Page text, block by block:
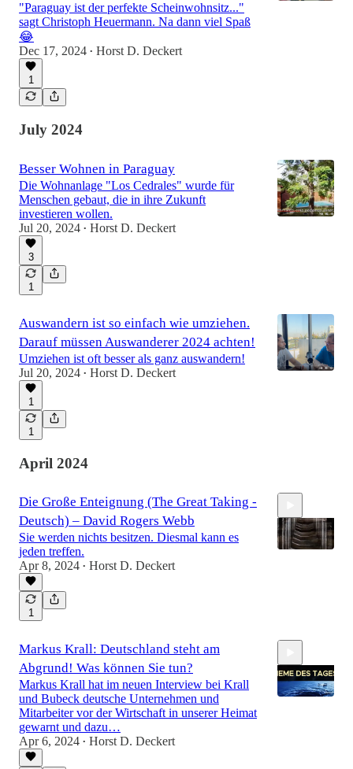
"Paraguay ist der perfekte Scheinwohnsitz..."
sagt Christoph Heuermann. Na dann viel Spaß
😂
Dec 17, 2024 • Horst D. Deckert
1
July 2024
Besser Wohnen in Paraguay
Die Wohnanlage "Los Cedrales" wurde für
Menschen gebaut, die in ihre Zukunft
investieren wollen.
Jul 20, 2024 • Horst D. Deckert
3
1
Auswandern ist so einfach wie umziehen.
Darauf müssen Auswanderer 2024 achten!
Umziehen ist oft besser als ganz auswandern!
Jul 20, 2024 • Horst D. Deckert
1
1
April 2024
Die Große Enteignung (The Great Taking -
Deutsch) – David Rogers Webb
Sie werden nichts besitzen. Diesmal kann es
jeden treffen.
Apr 8, 2024 • Horst D. Deckert
1
Markus Krall: Deutschland steht am
Abgrund! Was können Sie tun?
Markus Krall hat im neuen Interview bei Krall
und Bubeck deutsche Unternehmen und
Mitarbeiter vor der Wirtschaft in unserer Heimat
gewarnt und dazu…
Apr 6, 2024 • Horst D. Deckert